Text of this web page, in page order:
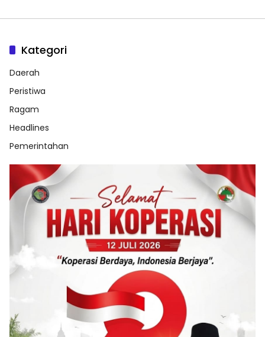
Kategori
Daerah
Peristiwa
Ragam
Headlines
Pemerintahan